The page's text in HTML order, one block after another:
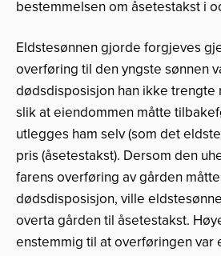
bestemmelsen om åsetestakst i
Eldstesønnen gjorde forgjeves
overføring til den yngste sønnen
dødsdisposisjon han ikke
slik at eiendommen måtte
utlegges ham selv (som det
pris (åsetestakst). Dersom den
farens overføring av gården
dødsdisposisjon, ville
overta gården til åsetestakst.
enstemmig til at overføringen var